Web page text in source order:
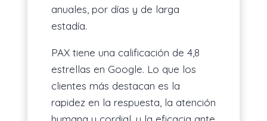
anuales, por días y de larga
estadía.
PAX tiene una calificación de 4,8
estrellas en Google. Lo que los
clientes más destacan es la
rapidez en la respuesta, la atención